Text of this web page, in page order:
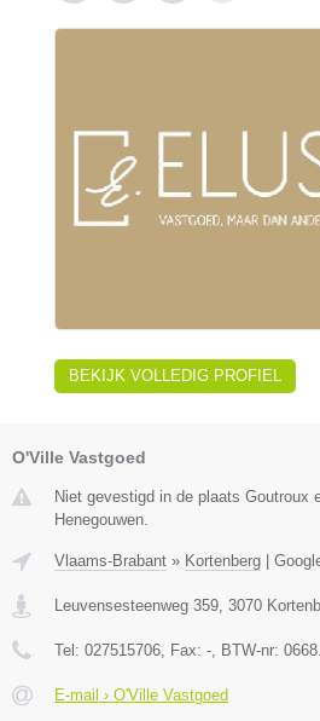
BEKIJK VOLLEDIG PROFIEL
O'Ville Vastgoed
Niet gevestigd in de plaats Goutroux
Henegouwen.
Vlaams-Brabant » Kortenberg
Leuvensesteenweg 359, 3070
Tel: 027515706, Fax: -, BTW-nr:
E-mail › O'Ville Vastgoed